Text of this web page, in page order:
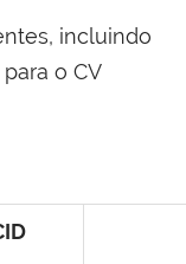
incluindo
o CV